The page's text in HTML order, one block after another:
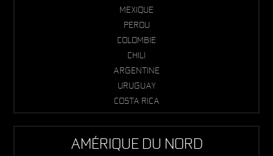
MEXIQUE
PEROU
COLOMBIE
CHILI
ARGENTINE
URUGUAY
COSTA RICA
AMÉRIQUE DU NORD